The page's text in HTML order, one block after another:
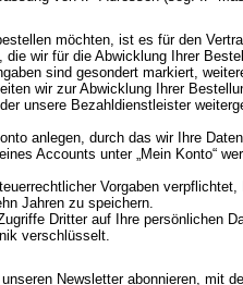
möchten, ist es für den
die wir für die Abwicklung Ihrer
sind gesondert markiert,
wir zur Abwicklung Ihrer
unsere Bezahldienstleister
anlegen, durch das wir Ihre
Accounts unter „Mein Konto“
Vorgaben
Jahren zu speichern.
Dritter auf Ihre persönlichen
verschlüsselt.
Newsletter abonnieren, mit